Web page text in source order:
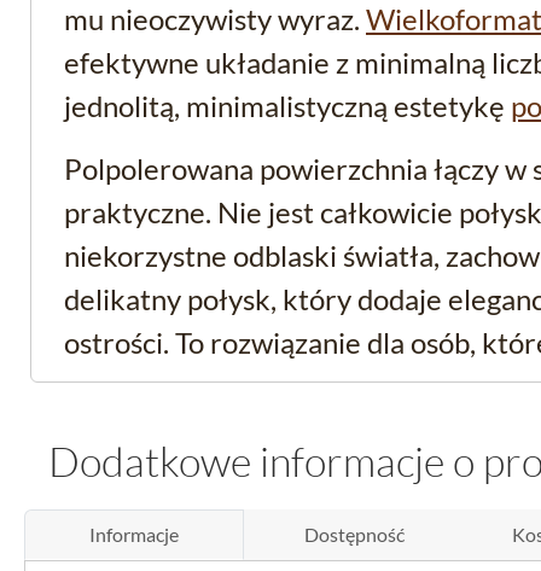
mu nieoczywisty wyraz.
efektywne układanie z minimalną
jednolitą, minimalistyczną estetykę
Polpolerowana powierzchnia łączy
praktyczne. Nie jest całkowicie
niekorzystne odblaski światła,
delikatny połysk, który dodaje
ostrości. To rozwiązanie dla osób,
wykończenia, ale unikają efektu zbyt
Funkcjonalność gresu
Dodatkowe informacje o
Informacje Dostępność